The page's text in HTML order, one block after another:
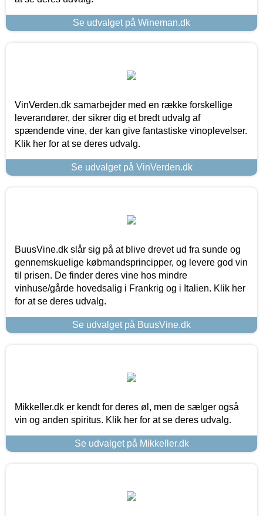
Se udvalget på Wineman.dk
VinVerden.dk samarbejder med en række forskellige
leverandører, der sikrer dig et bredt udvalg af
spændende vine, der kan give fantastiske vinoplevelser.
Klik her for at se deres udvalg.
Se udvalget på VinVerden.dk
BuusVine.dk slår sig på at blive drevet ud fra sunde og
gennemskuelige købmandsprincipper, og levere god vin
til prisen. De finder deres vine hos mindre
vinhuse/gårde hovedsalig i Frankrig og i Italien. Klik her
for at se deres udvalg.
Se udvalget på BuusVine.dk
Mikkeller.dk er kendt for deres øl, men de sælger også
vin og anden spiritus. Klik her for at se deres udvalg.
Se udvalget på Mikkeller.dk